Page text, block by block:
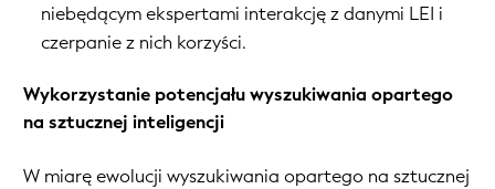
niebędącym ekspertami interakcję z danymi LEI i
czerpanie z nich korzyści.
Wykorzystanie potencjału wyszukiwania opartego
na sztucznej inteligencji
W miarę ewolucji wyszukiwania opartego na sztucznej